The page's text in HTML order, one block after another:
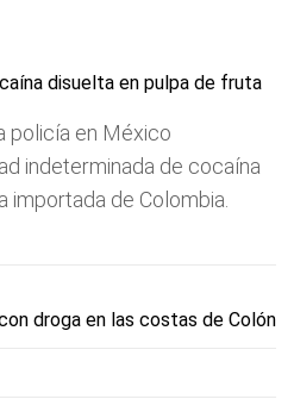
policía en México
indeterminada de cocaína
importada de Colombia.
droga en las costas de Colón